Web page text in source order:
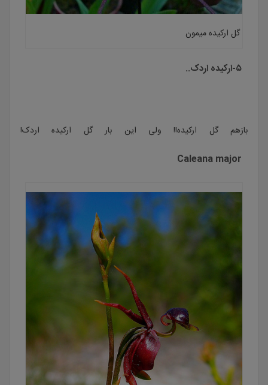
گل ارکیده میمون
۵-ارکیده اردک..
بازهم گل ارکیده!! ولی این بار گل ارکیده اردک!
Caleana major